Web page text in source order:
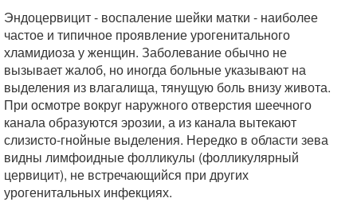
Эндоцервицит - воспаление шейки матки - наиболее
частое и типичное проявление урогенитального
хламидиоза у женщин. Заболевание обычно не
вызывает жалоб, но иногда больные указывают на
выделения из влагалища, тянущую боль внизу живота.
При осмотре вокруг наружного отверстия шеечного
канала образуются эрозии, а из канала вытекают
слизисто-гнойные выделения. Нередко в области зева
видны лимфоидные фолликулы (фолликулярный
цервицит), не встречающийся при других
урогенитальных инфекциях.